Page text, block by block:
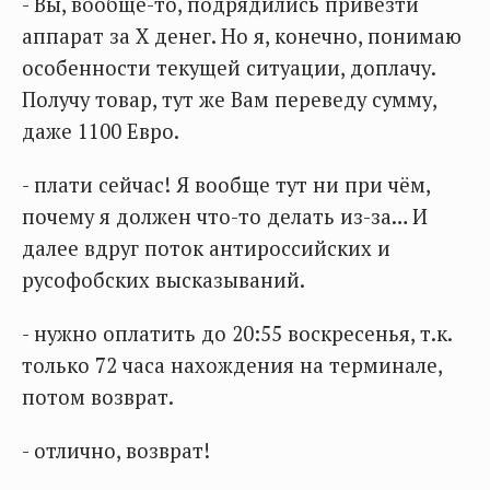
аппарат за Х денег. Но я, конечно, понимаю
особенности текущей ситуации, доплачу.
Получу товар, тут же Вам переведу сумму,
даже 1100 Евро.
- плати сейчас! Я вообще тут ни при чём,
почему я должен что-то делать из-за… И
далее вдруг поток антироссийских и
русофобских высказываний.
- нужно оплатить до 20:55 воскресенья, т.к.
только 72 часа нахождения на терминале,
потом возврат.
- отлично, возврат!